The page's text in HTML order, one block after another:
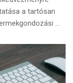
a tartósan
...